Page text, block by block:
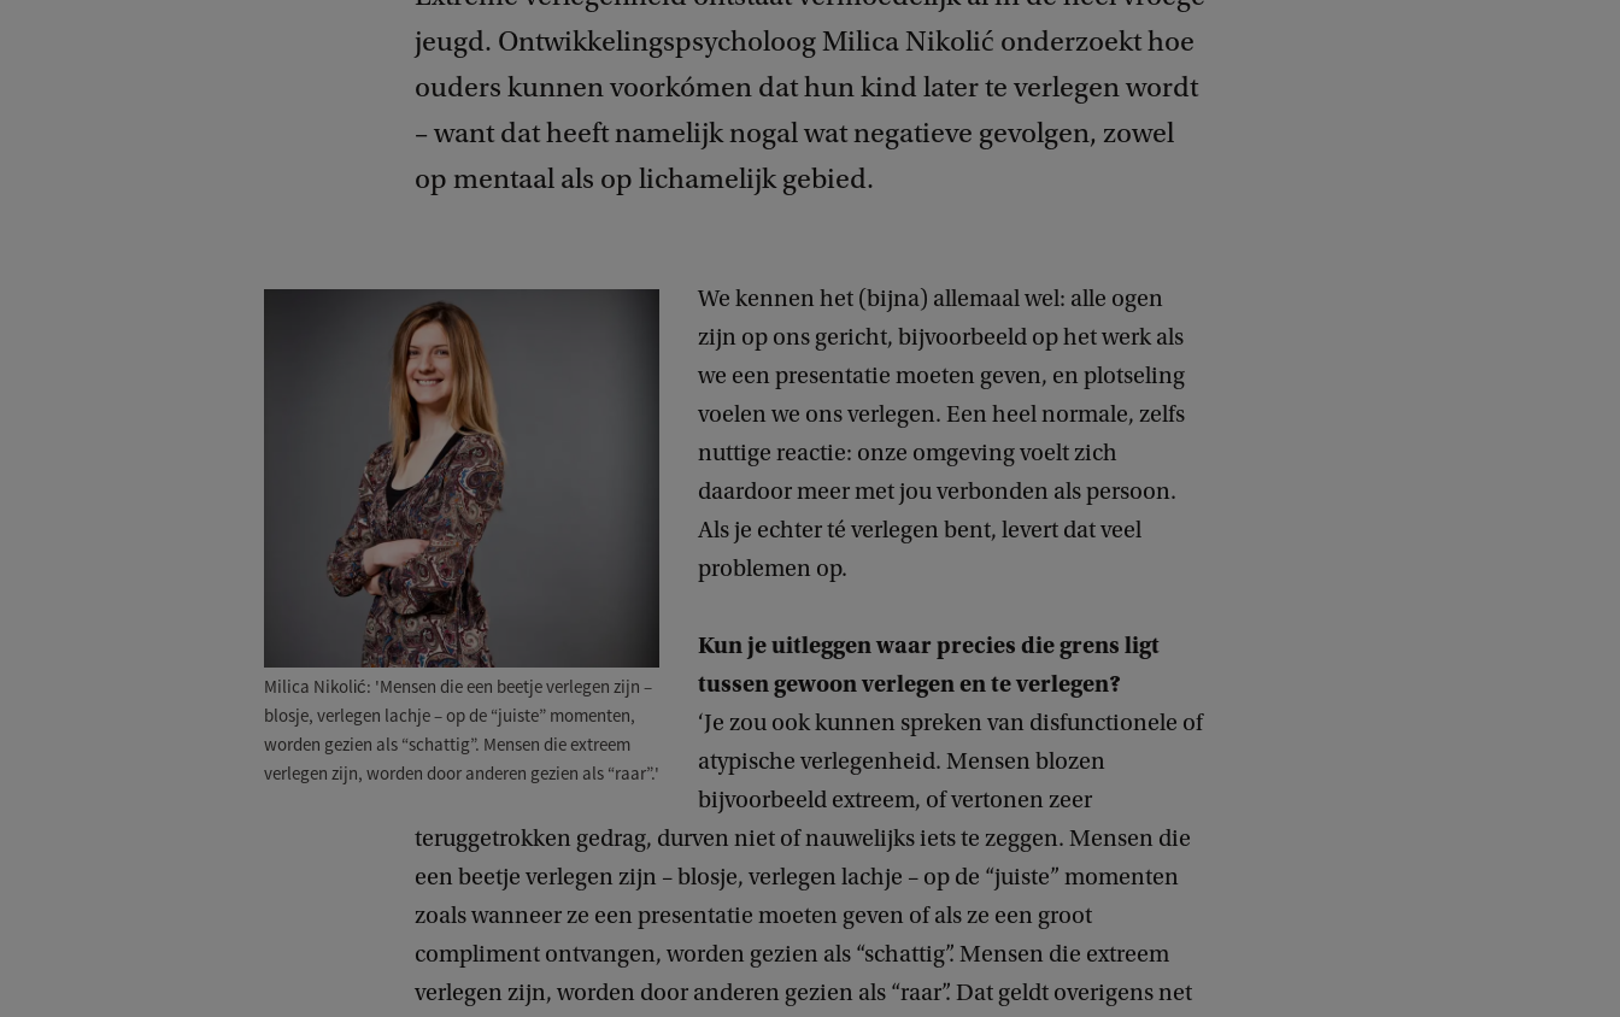
jeugd. Ontwikkelingspsycholoog Milica Nikolić onderzoekt hoe
ouders kunnen voorkómen dat hun kind later te verlegen wordt
– want dat heeft namelijk nogal wat negatieve gevolgen, zowel
op mentaal als op lichamelijk gebied.
Milica Nikolić: 'Mensen die een beetje verlegen zijn –
blosje, verlegen lachje – op de “juiste” momenten,
worden gezien als “schattig”. Mensen die extreem
verlegen zijn, worden door anderen gezien als “raar”.'
We kennen het (bijna) allemaal wel: alle ogen
zijn op ons gericht, bijvoorbeeld op het werk als
we een presentatie moeten geven, en plotseling
voelen we ons verlegen. Een heel normale, zelfs
nuttige reactie: onze omgeving voelt zich
daardoor meer met jou verbonden als persoon.
Als je echter té verlegen bent, levert dat veel
problemen op.
Kun je uitleggen waar precies die grens ligt
tussen gewoon verlegen en te verlegen?
‘Je zou ook kunnen spreken van disfunctionele of
atypische verlegenheid. Mensen blozen
bijvoorbeeld extreem, of vertonen zeer
teruggetrokken gedrag, durven niet of nauwelijks iets te zeggen. Mensen die
een beetje verlegen zijn – blosje, verlegen lachje – op de “juiste” momenten
zoals wanneer ze een presentatie moeten geven of als ze een groot
compliment ontvangen, worden gezien als “schattig”. Mensen die extreem
verlegen zijn, worden door anderen gezien als “raar”. Dat geldt overigens net